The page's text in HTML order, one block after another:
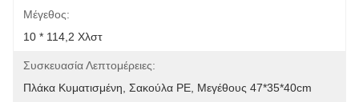
Μέγεθος:
10 * 114,2 Χλστ
Συσκευασία Λεπτομέρειες:
Πλάκα Κυματισμένη, Σακούλα PE, Μεγέθους 47*35*40cm